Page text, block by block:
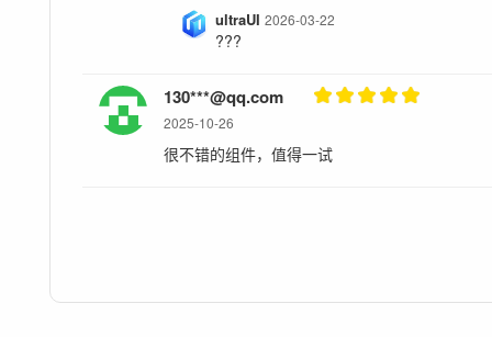
ultraUI2026-03-22
???
130***@qq.com
2025-10-26
很不错的组件，值得一试